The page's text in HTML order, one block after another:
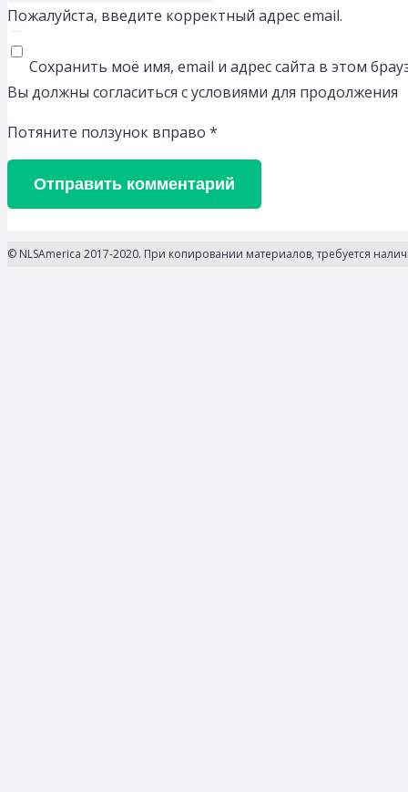
Пожалуйста, введите корректный адрес email.
Сохранить моё имя, email и адрес сайта в этом
Вы должны согласиться с условиями для продолжения
Потяните ползунок вправо *
Отправить комментарий
© NLSAmerica 2017-2020. При копировании материалов, требуется